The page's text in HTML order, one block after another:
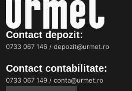
Contact depozit:
0733 067 146 / depozit@urmet.ro
Contact contabilitate:
0733 067 149 / conta@urmet.ro